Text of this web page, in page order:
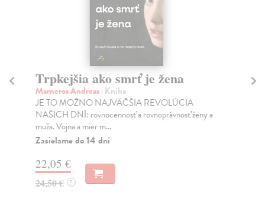
Trpkejšia ako smrť je žena
Marneros Andreas| Kniha
JE TO MOŽNO NAJVÄČŠIA REVOLÚCIA
NAŠICH DNÍ: rovnocennosť a rovnoprávnosť ženy a
muža. Vojna a mier m...
Zasielame do 14 dní
22,05 €
24,50 € ?